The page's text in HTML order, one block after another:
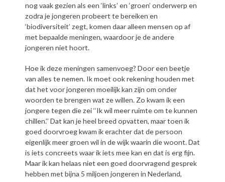
nog vaak gezien als een ‘links’ en ‘groen’ onderwerp en
zodra je jongeren probeert te bereiken en
‘biodiversiteit’ zegt, komen daar alleen mensen op af
met bepaalde meningen, waardoor je de andere
jongeren niet hoort.
Hoe ik deze meningen samenvoeg? Door een beetje
van alles te nemen. Ik moet ook rekening houden met
dat het voor jongeren moeilijk kan zijn om onder
woorden te brengen wat ze willen. Zo kwam ik een
jongere tegen die zei ‘‘Ik wil meer ruimte om te kunnen
chillen.’’ Dat kan je heel breed opvatten, maar toen ik
goed doorvroeg kwam ik erachter dat de persoon
eigenlijk meer groen wil in de wijk waarin die woont. Dat
is iets concreets waar ik iets mee kan en dat is erg fijn.
Maar ik kan helaas niet een goed doorvragend gesprek
hebben met bijna 5 miljoen jongeren in Nederland,